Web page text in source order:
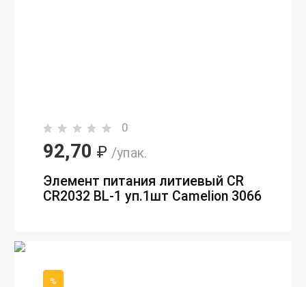
0
92,70 ₽ /упак.
Элемент питания литиевый CR
CR2032 BL-1 уп.1шт Camelion 3066
%